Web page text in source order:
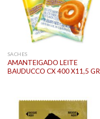
SACHES
AMANTEIGADO LEITE
BAUDUCCO CX 400 X11,5 GR